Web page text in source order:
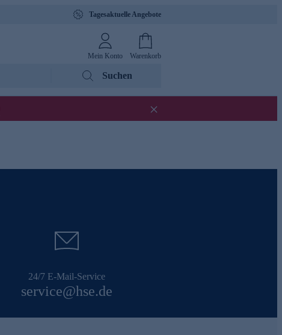
Tagesaktuelle Angebote
Mein Konto Warenkorb
Suchen
24/7 E-Mail-Service
service@hse.de